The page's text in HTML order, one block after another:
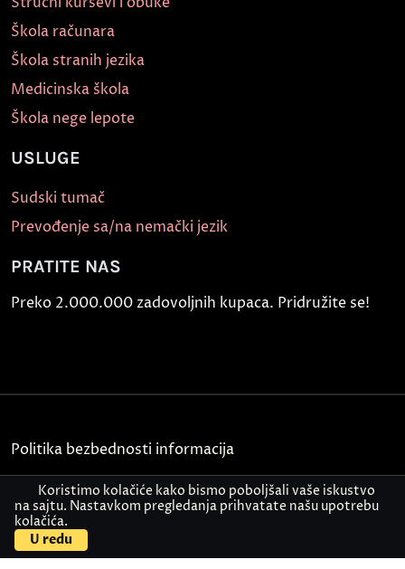
Škola računara
Škola stranih jezika
Medicinska škola
Škola nege lepote
USLUGE
Sudski tumač
Prevođenje sa/na nemački jezik
PRATITE NAS
Preko 2.000.000 zadovoljnih kupaca. Pridružite se!
Politika bezbednosti informacija
Kontakt
© Akademija Oxford 2026.
Koristimo kolačiće kako bismo poboljšali vaše iskustvo
na sajtu. Nastavkom pregledanja prihvatate našu upotrebu
kolačića.
U redu